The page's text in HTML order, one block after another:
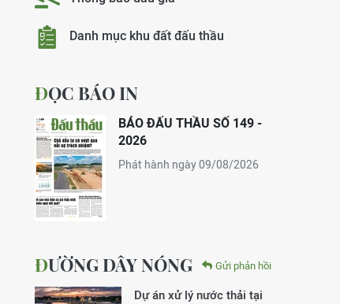
Danh mục khu đất đấu thầu
ĐỌC BÁO IN
BÁO ĐẤU THẦU SỐ 149 -
2026
Phát hành ngày 09/08/2026
ĐƯỜNG DÂY NÓNG Gửi phản hồi
Dự án xử lý nước thải tại